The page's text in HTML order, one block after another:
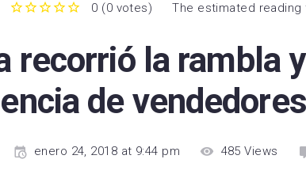
0 (0 votes) The estimated reading
recorrió la rambla
de
enero 24, 2018 at 9:44 pm 485 Views